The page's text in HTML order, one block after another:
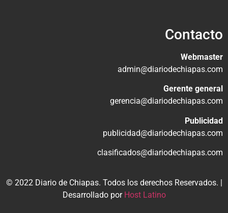
Contacto
Webmaster
admin@diariodechiapas.com
Gerente general
gerencia@diariodechiapas.com
Publicidad
publicidad@diariodechiapas.com
clasificados@diariodechiapas.com
© 2022 Diario de Chiapas. Todos los derechos Reservados. |
Desarrollado por Host Latino